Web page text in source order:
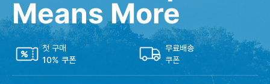
Means More
첫 구매
10% 쿠폰
무료배송
쿠폰